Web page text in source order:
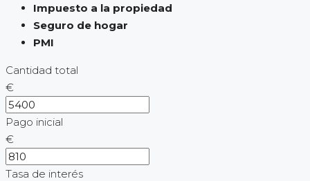
Impuesto a la propiedad
Seguro de hogar
PMI
Cantidad total
€
Pago inicial
€
Tasa de interés